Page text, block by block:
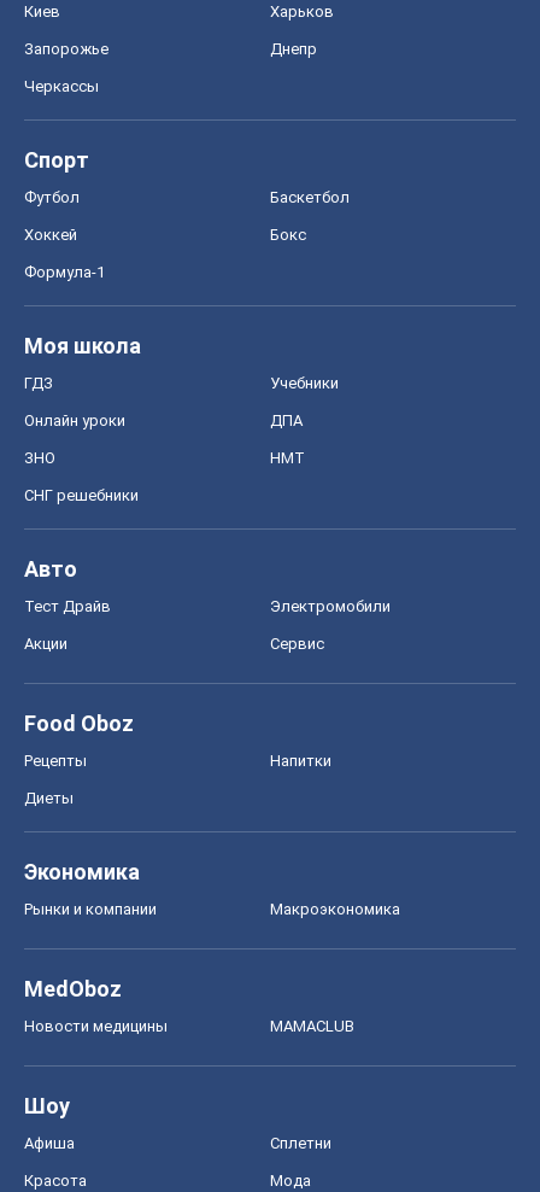
Киев Харьков
Запорожье Днепр
Черкассы
Спорт
Футбол Баскетбол
Хоккей Бокс
Формула-1
Моя школа
ГДЗ Учебники
Онлайн уроки ДПА
ЗНО НМТ
СНГ решебники
Авто
Тест Драйв Электромобили
Акции Сервис
Food Oboz
Рецепты Напитки
Диеты
Экономика
Рынки и компании Mакроэкономика
MedOboz
Новости медицины MAMACLUB
Шоу
Афиша Сплетни
Красота Мода